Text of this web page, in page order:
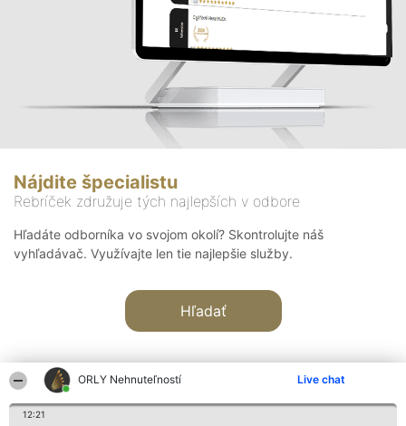
ORLY Nehnuteľností Live chat
12:21
Nájdite špecialistu
Rebríček združuje tých najlepších v odbore
Hľadáte odborníka vo svojom okolí? Skontrolujte náš
vyhľadávač. Využívajte len tie najlepšie služby.
Hľadať